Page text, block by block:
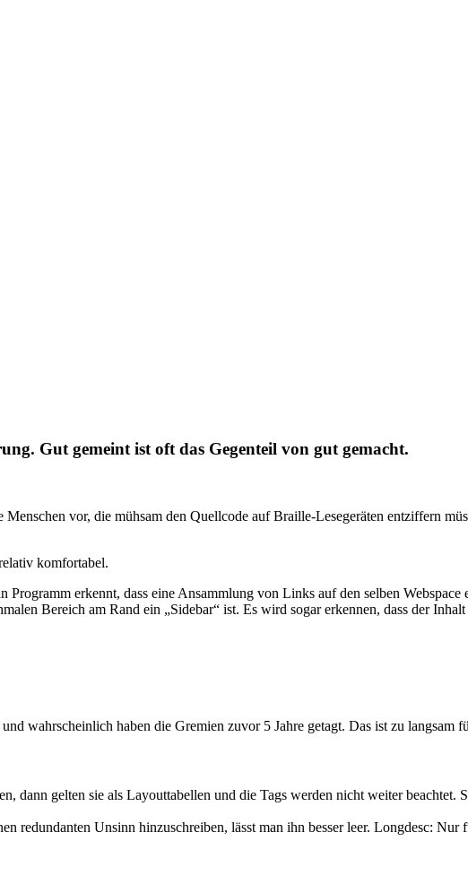
Gut gemeint ist oft das Gegenteil von gut gemacht.
vor, die mühsam den Quellcode auf Braille-Lesegeräten entziffern
komfortabel.
erkennt, dass eine Ansammlung von Links auf den selben
Bereich am Rand ein „Sidebar“ ist. Es wird sogar erkennen, dass der
wahrscheinlich haben die Gremien zuvor 5 Jahre getagt. Das ist zu langsam
dann gelten sie als Layouttabellen und die Tags werden nicht weiter beachtet.
redundanten Unsinn hinzuschreiben, lässt man ihn besser leer. Longdesc: Nur